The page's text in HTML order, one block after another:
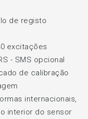
de registo
excitações
- SMS opcional
de calibração
internacionais,
interior do sensor